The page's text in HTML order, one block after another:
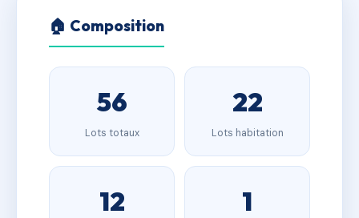
🏠 Composition
56
Lots totaux
22
Lots habitation
12 1